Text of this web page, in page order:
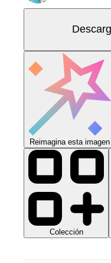
Reimagina esta imagen
Colección